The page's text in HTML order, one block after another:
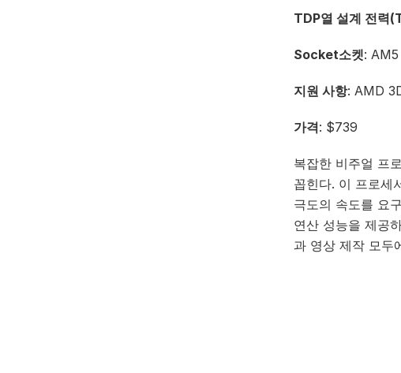
TDP열 설계 전력
Socket소켓: AM5
지원 사항: AMD
가격: $739
복잡한 비주얼 프
꼽힌다. 이 프로세
극도의 속도를 요
연산 성능을 제공
과 영상 제작 모두